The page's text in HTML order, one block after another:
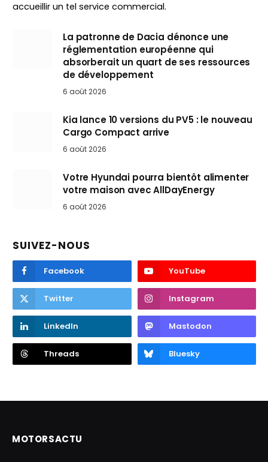
accueillir un tel service commercial.
La patronne de Dacia dénonce une
réglementation européenne qui
absorberait un quart de ses ressources
de développement
6 août 2026
Kia lance 10 versions du PV5 : le nouveau
Cargo Compact arrive
6 août 2026
Votre Hyundai pourra bientôt alimenter
votre maison avec AllDayEnergy
6 août 2026
SUIVEZ-NOUS
Facebook YouTube
Twitter Instagram
LinkedIn Mastodon
Threads Bluesky
MOTORSACTU